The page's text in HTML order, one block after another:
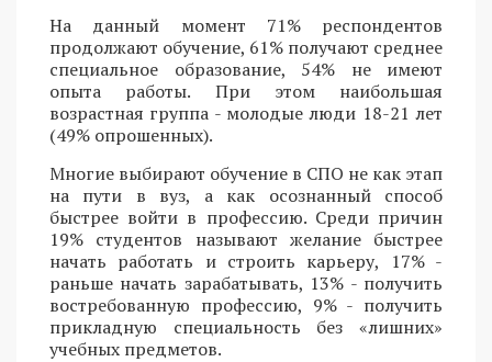
На данный момент 71% респондентов
продолжают обучение, 61% получают среднее
специальное образование, 54% не имеют
опыта работы. При этом наибольшая
возрастная группа - молодые люди 18-21 лет
(49% опрошенных).
Многие выбирают обучение в СПО не как этап
на пути в вуз, а как осознанный способ
быстрее войти в профессию. Среди причин
19% студентов называют желание быстрее
начать работать и строить карьеру, 17% -
раньше начать зарабатывать, 13% - получить
востребованную профессию, 9% - получить
прикладную специальность без «лишних»
учебных предметов.